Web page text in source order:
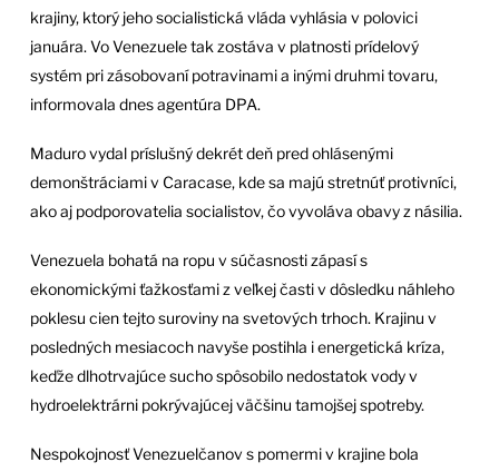
krajiny, ktorý jeho socialistická vláda vyhlásia v polovici
januára. Vo Venezuele tak zostáva v platnosti prídelový
systém pri zásobovaní potravinami a inými druhmi tovaru,
informovala dnes agentúra DPA.
Maduro vydal príslušný dekrét deň pred ohlásenými
demonštráciami v Caracase, kde sa majú stretnúť protivníci,
ako aj podporovatelia socialistov, čo vyvoláva obavy z násilia.
Venezuela bohatá na ropu v súčasnosti zápasí s
ekonomickými ťažkosťami z veľkej časti v dôsledku náhleho
poklesu cien tejto suroviny na svetových trhoch. Krajinu v
posledných mesiacoch navyše postihla i energetická kríza,
keďže dlhotrvajúce sucho spôsobilo nedostatok vody v
hydroelektrárni pokrývajúcej väčšinu tamojšej spotreby.
Nespokojnosť Venezuelčanov s pomermi v krajine bola